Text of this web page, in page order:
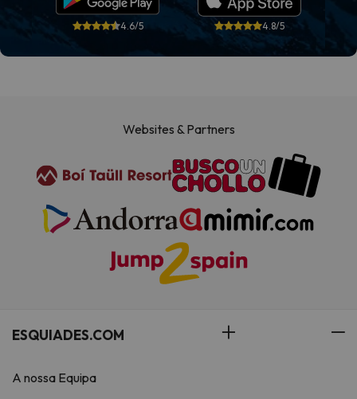
4.6/5 4.8/5
Websites & Partners
ESQUIADES.COM
A nossa Equipa